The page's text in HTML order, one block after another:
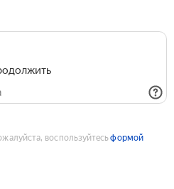
воспользуйтесьформой